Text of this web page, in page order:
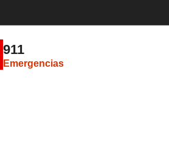
911
Emergencias